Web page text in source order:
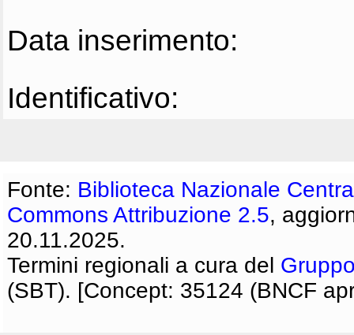
Data inserimento:
Identificativo:
Fonte: Biblioteca Nazionale
Commons Attribuzione 2.5,
20.11.2025.
Termini regionali a cura del
(SBT). [Concept: 35124 (BNCF